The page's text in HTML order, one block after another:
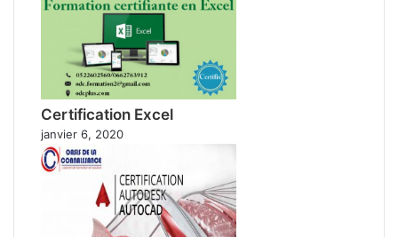
Certification Excel
janvier 6, 2020